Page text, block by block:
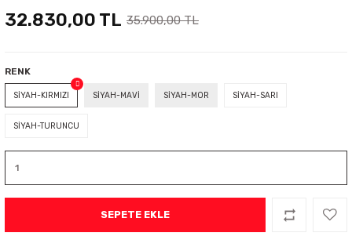
32.830,00 TL 35.900,00 TL
RENK
SİYAH-KIRMIZI SİYAH-MAVİ SİYAH-MOR SİYAH-SARI
SİYAH-TURUNCU
SEPETE EKLE